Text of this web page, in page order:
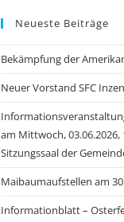
Neueste Beiträge
Bekämpfung der
Neuer Vorstand SFC
am Mittwoch, 03.06.2026,
Sitzungssaal der
Maibaumaufstellen am
Informationblatt –